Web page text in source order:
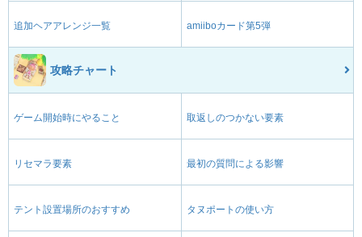
追加ヘアアレンジ一覧 amiiboカード第5弾
攻略チャート
ゲーム開始時にやること 取返しのつかない要素
リセマラ要素 最初の質問による影響
テント設置場所のおすすめ タヌポートの使い方